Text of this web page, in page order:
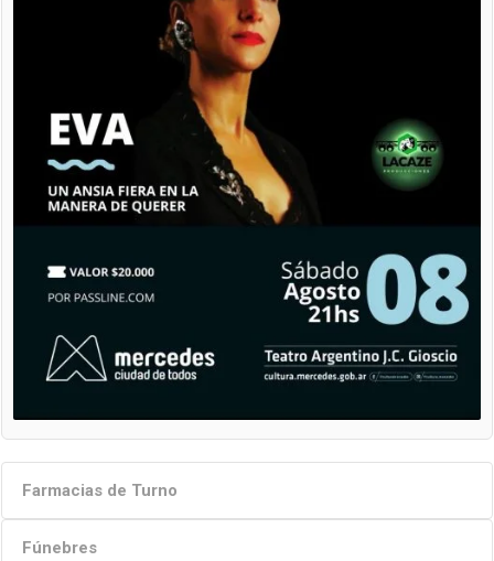
Farmacias de Turno
Fúnebres